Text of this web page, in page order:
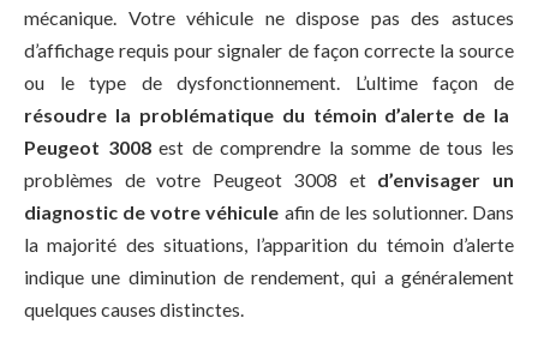
mécanique. Votre véhicule ne dispose pas des astuces
d’affichage requis pour signaler de façon correcte la source
ou le type de dysfonctionnement. L’ultime façon de
résoudre la problématique du témoin d’alerte de la
Peugeot 3008est de comprendre la somme de tous les
problèmes de votre Peugeot 3008 et d’envisager un
diagnostic de votre véhicule afin de les solutionner. Dans
la majorité des situations, l’apparition du témoin d’alerte
indique une diminution de rendement, qui a généralement
quelques causes distinctes.